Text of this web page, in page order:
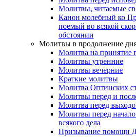
Молитвы, читаемые
Канон молебный ко
поемый во всякой
обстоянии
Молитвы в продолжение
Молитва на принятие
Молитвы утренние
Молитвы вечерние
Краткие молитвы
Молитва Оптинских
Молитвы перед и
Молитва перед
Молитвы перед
всякого дела
Призывание помощи